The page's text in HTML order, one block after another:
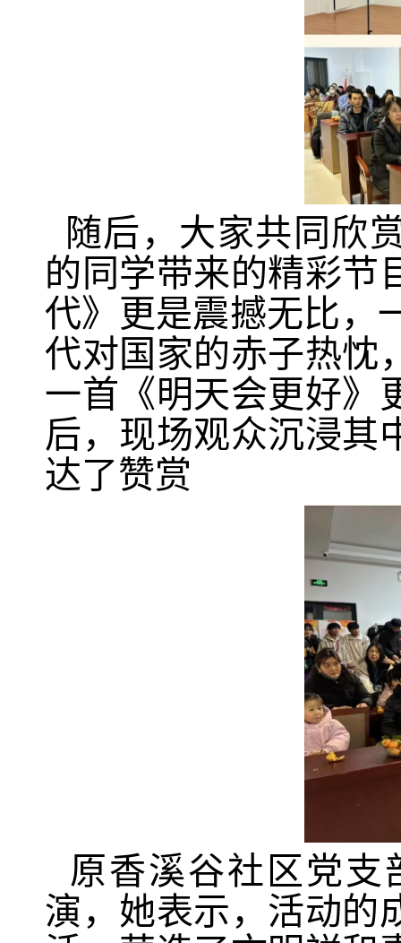
随后，大家共同欣
的同学带来的精彩节
代》更是震撼无比，
代对国家的赤子热忱
一首《明天会更好》
后，现场观众沉浸其
达了赞赏
原香溪谷社区党支
演，她表示，活动的